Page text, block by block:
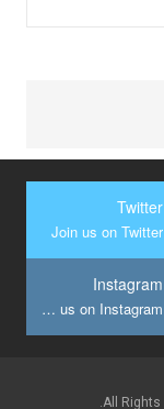
Twitter
Join us on Twitter
Instagram
Join us on Instagram